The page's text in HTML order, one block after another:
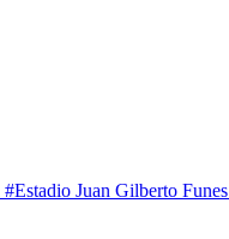
#Estadio Juan Gilberto Funes